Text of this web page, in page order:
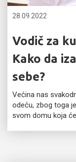
28.09.2022
Vodič za
Kako da
sebe?
Većina nas
odeću, zbog toga
svom domu koja